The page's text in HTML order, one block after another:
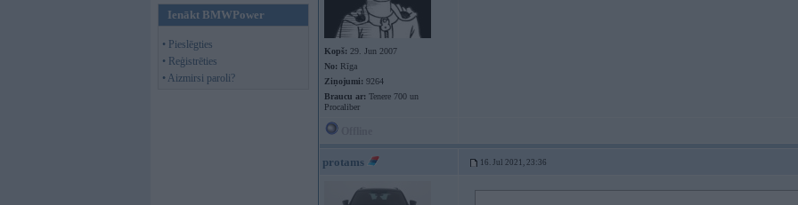
Ienākt BMWPower
• Pieslēgties
• Reģistrēties
• Aizmirsi paroli?
Kopš: 29. Jun 2007
No: Rīga
Ziņojumi: 9264
Braucu ar: Tenere 700 un
Procaliber
protams 16. Jul 2021, 23:36